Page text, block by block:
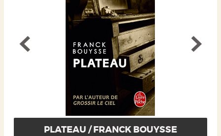
PLATEAU / FRANCK BOUYSSE